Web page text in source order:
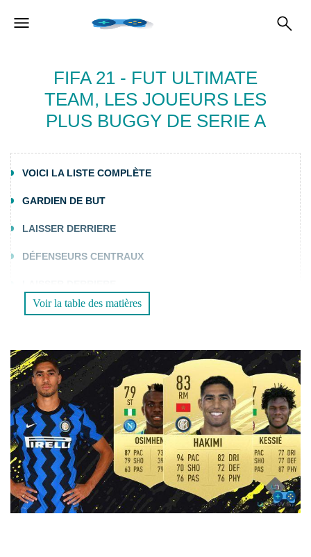
FIFA 21 - FUT ULTIMATE
TEAM, LES JOUEURS LES
PLUS BUGGY DE SERIE A
VOICI LA LISTE COMPLÈTE
GARDIEN DE BUT
LAISSER DERRIERE
DÉFENSEURS CENTRAUX
MILIEUX DE TERRAIN
AILE DROITE
AVANT
Voir la table des matières